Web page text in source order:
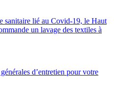
sanitaire lié au Covid-19, le Haut
un lavage des textiles à
d’entretien pour votre